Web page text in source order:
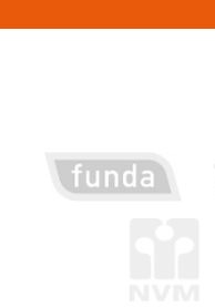
Negatieve
vloeit voort uit de Wet
schriftelijkheidsvereiste.
verkoper en de koper